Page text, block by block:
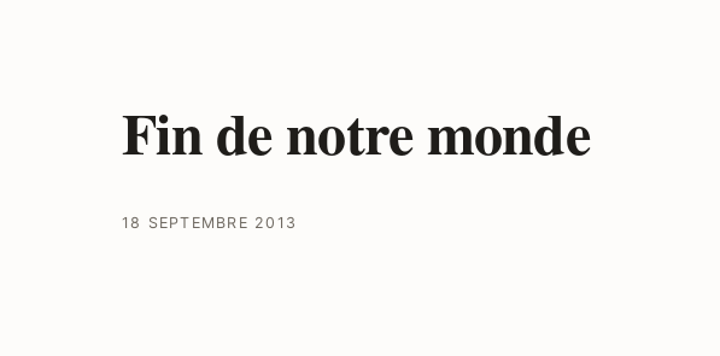
Fin de notre monde
18 SEPTEMBRE 2013